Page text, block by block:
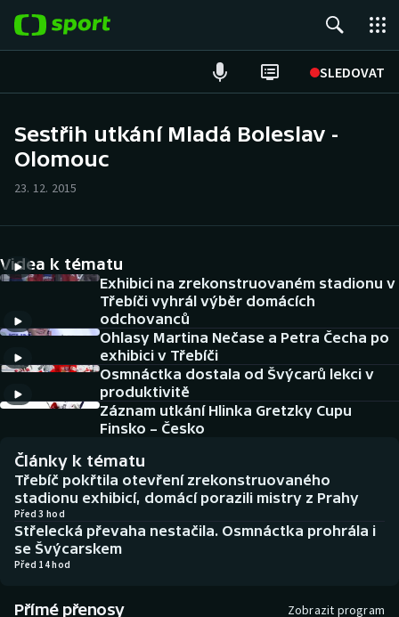
SLEDOVAT
Hokej
Cyklistika
DALŠÍ SPORTY
Americký fotbal
Baseball a softbal
Basketbal
Biatlon
Boby a skeleton
NEPŘEHLÉDNĚTE
Soutěže
Historické návraty
Aplikace ČT sport
AZ kvíz
Sestřih utkání Mladá Boleslav -
Olomouc
23. 12. 2015
Videa k tématu
Exhibici na zrekonstruovaném stadionu v
Třebíči vyhrál výběr domácích
odchovanců
Ohlasy Martina Nečase a Petra Čecha po
exhibici v Třebíči
Osmnáctka dostala od Švýcarů lekci v
produktivitě
Záznam utkání Hlinka Gretzky Cupu
Finsko – Česko
Články k tématu
Třebíč pokřtila otevření zrekonstruovaného
stadionu exhibicí, domácí porazili mistry z Prahy
Před 3 hod
Střelecká převaha nestačila. Osmnáctka prohrála i
se Švýcarskem
Před 14 hod
Přímé přenosy Zobrazit program